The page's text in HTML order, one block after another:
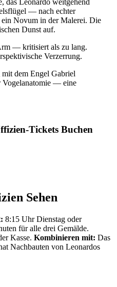
das Leonardo weitgehend
— nach echter
Novum in der Malerei. Die
Dunst auf.
— kritisiert als zu lang.
Verzerrung.
Vogelanatomie — eine
Tickets Buchen
Sehen
8:15 Uhr Dienstag oder
für alle drei Gemälde.
Kasse. Kombinieren mit: Das
Nachbauten von Leonardos